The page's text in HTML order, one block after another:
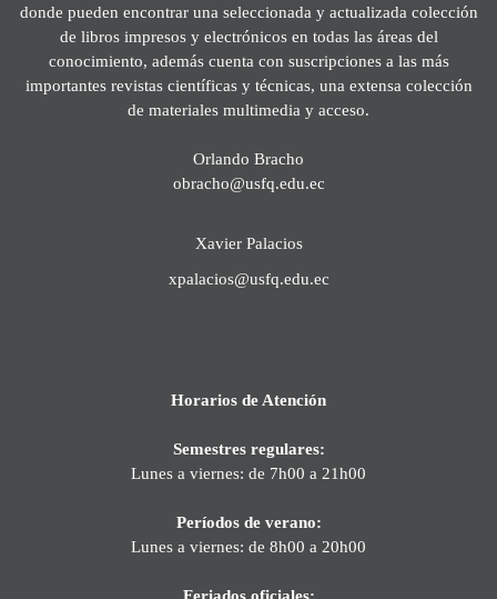
donde pueden encontrar una seleccionada y actualizada colección
de libros impresos y electrónicos en todas las áreas del
conocimiento, además cuenta con suscripciones a las más
importantes revistas científicas y técnicas, una extensa colección
de materiales multimedia y acceso.
Orlando Bracho
obracho@usfq.edu.ec
Xavier Palacios
xpalacios@usfq.edu.ec
Horarios de Atención
Semestres regulares:
Lunes a viernes: de 7h00 a 21h00
Períodos de verano:
Lunes a viernes: de 8h00 a 20h00
Feriados oficiales: